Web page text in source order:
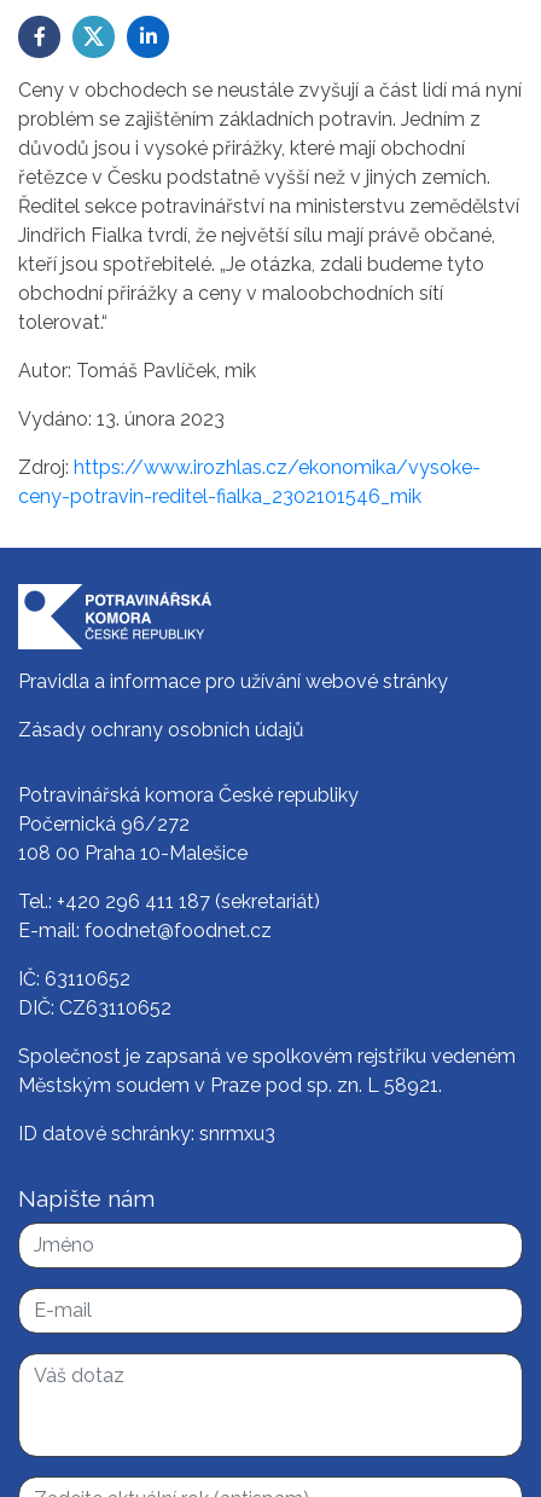
Ceny v obchodech se neustále zvyšují a část lidí má nyní
problém se zajištěním základních potravin. Jedním z
důvodů jsou i vysoké přirážky, které mají obchodní
řetězce v Česku podstatně vyšší než v jiných zemích.
Ředitel sekce potravinářství na ministerstvu zemědělství
Jindřich Fialka tvrdí, že největší sílu mají právě občané,
kteří jsou spotřebitelé. „Je otázka, zdali budeme tyto
obchodní přirážky a ceny v maloobchodních sítí
tolerovat.“
Autor: Tomáš Pavlíček, mik
Vydáno: 13. února 2023
Zdroj: https://www.irozhlas.cz/ekonomika/vysoke-
ceny-potravin-reditel-fialka_2302101546_mik
Pravidla a informace pro užívání webové stránky
Zásady ochrany osobních údajů
Potravinářská komora České republiky
Počernická 96/272
108 00 Praha 10-Malešice
Tel.: +420 296 411 187 (sekretariát)
E-mail: foodnet@foodnet.cz
IČ: 63110652
DIČ: CZ63110652
Společnost je zapsaná ve spolkovém rejstříku vedeném
Městským soudem v Praze pod sp. zn. L 58921.
ID datové schránky: snrmxu3
Napište nám